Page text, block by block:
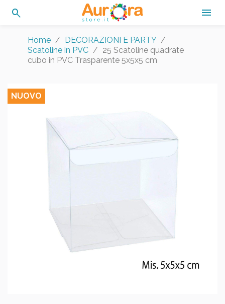
search 
Home
DECORAZIONI E PARTY
Scatoline in PVC
25 Scatoline quadrate
cubo in PVC Trasparente 5x5x5 cm
NUOVO